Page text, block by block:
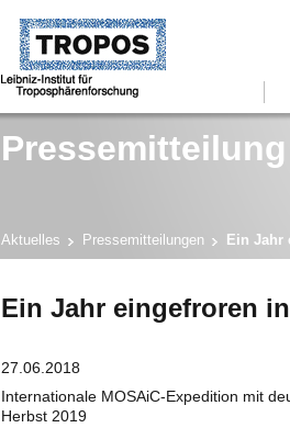
Pressemitteilung
Aktuelles Pressemitteilungen Ein Jahr
Ein Jahr eingefroren
27.06.2018
Internationale MOSAiC-Expedition mit
Herbst 2019